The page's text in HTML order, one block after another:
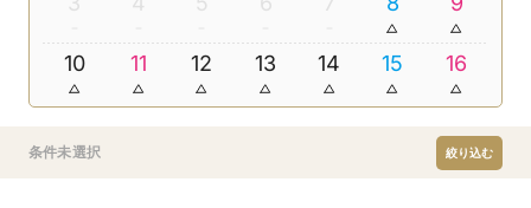
10 11 12 13 14 15 16
条件未選択 絞り込む